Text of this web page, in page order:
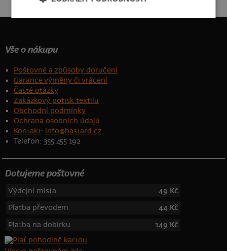
Vše o nákupu
Poštovné a způsoby doručení
Garance výměny či vrácení
Časté otázky
Zakázkový potisk textilu
Obchodní podmínky
Ochrana osobních údajů
Kontakt: info@bastard.cz
Telefon: 355 455 192
Dotujeme poštovné
Výdejní místa
49 Kč
Platba převodem
44 Kč
Platba na dobírku
149 Kč